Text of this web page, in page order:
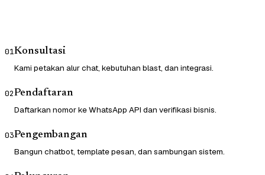
01Konsultasi
Kami petakan alur chat, kebutuhan blast, dan integrasi.
02Pendaftaran
Daftarkan nomor ke WhatsApp API dan verifikasi bisnis.
03Pengembangan
Bangun chatbot, template pesan, dan sambungan sistem.